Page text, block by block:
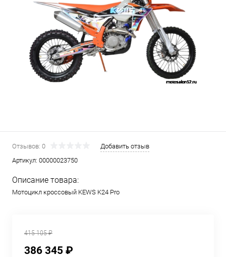
Отзывов: 0
Добавить отзыв
Артикул: 00000023750
Описание товара:
Мотоцикл кроссовый KEWS K24 Pro
415 105 ₽
386 345 ₽